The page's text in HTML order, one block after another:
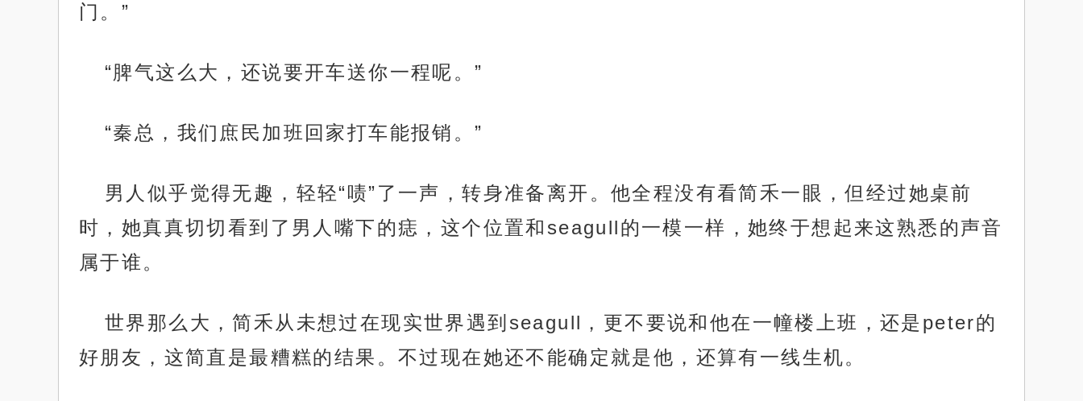
门。”
“脾气这么大，还说要开车送你一程呢。”
“秦总，我们庶民加班回家打车能报销。”
男人似乎觉得无趣，轻轻“啧”了一声，转身准备离开。他全程没有看简禾一眼，但经过她桌前
时，她真真切切看到了男人嘴下的痣，这个位置和seagull的一模一样，她终于想起来这熟悉的声音
属于谁。
世界那么大，简禾从未想过在现实世界遇到seagull，更不要说和他在一幢楼上班，还是peter的
好朋友，这简直是最糟糕的结果。不过现在她还不能确定就是他，还算有一线生机。